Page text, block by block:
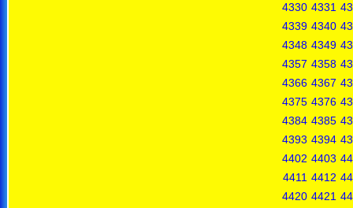
4330 4331
4339 4340
4348 4349
4357 4358
4366 4367
4375 4376
4384 4385
4393 4394
4402 4403
4411 4412
4420 4421